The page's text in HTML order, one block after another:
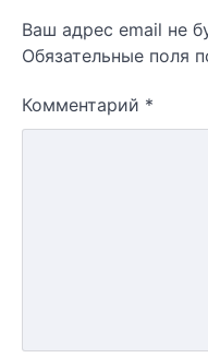
Ваш адрес email не
Обязательные поля
Комментарий *